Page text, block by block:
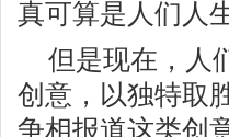
真可算是人们人
但是现在，人
创意，以独特取
争相报道这类创